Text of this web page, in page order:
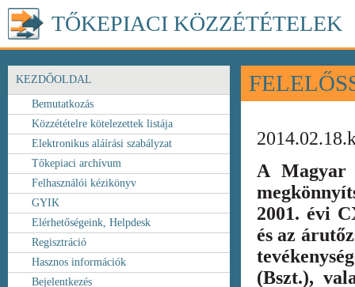
TŐKEPIACI KÖZZÉTÉTELEK
KEZDŐOLDAL
Bemutatkozás
Közzétételre kötelezettek listája
Elektronikus aláírási szabályzat
Tőkepiaci archívum
Felhasználói kézikönyv
GYIK
Elérhetőségeink, Helpdesk
Regisztráció
Hasznos információk
Bejelentkezés
A Magyar
2001. évi
és az
(Bszt.),